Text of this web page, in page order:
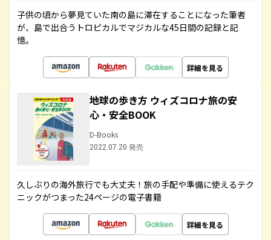
子供の頃から夢見ていた南の島に滞在することになった筆者
が、島で出合うトロピカルでマジカルな45日間の記録と記
憶。
詳細を見る
地球の歩き方 ウィズコロナ旅の安
心・安全BOOK
D-Books
2022.07.20 発売
久しぶりの海外旅行でも大丈夫！旅の手配や準備に使えるテク
ニックがつまった24ページの電子書籍
詳細を見る